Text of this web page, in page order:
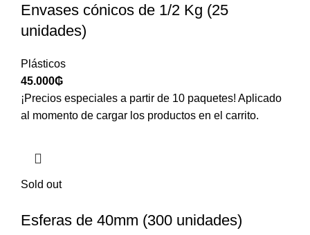
Envases cónicos de 1/2 Kg (25
unidades)
Plásticos
45.000₲
¡Precios especiales a partir de 10 paquetes! Aplicado
al momento de cargar los productos en el carrito.
Sold out
Esferas de 40mm (300 unidades)